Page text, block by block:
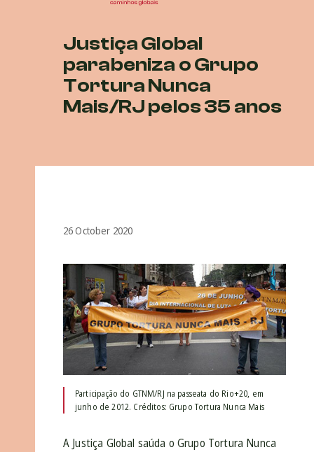
Justiça Global
parabeniza o Grupo
Tortura Nunca
Mais/RJ pelos 35 anos
26 October 2020
Participação do GTNM/RJ na passeata do Rio+20, em
junho de 2012. Créditos: Grupo Tortura Nunca Mais
A Justiça Global saúda o Grupo Tortura Nunca